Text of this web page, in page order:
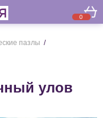
0
пазлы /
улов